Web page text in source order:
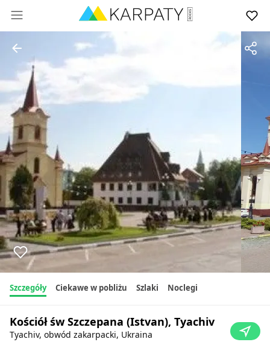
Szczegóły Ciekawe w pobliżu Szlaki Noclegi
Kościół św Szczepana (Istvan), Tyachiv
Tyachiv, obwód zakarpacki, Ukraina